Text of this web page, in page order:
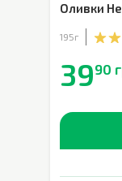
Оливки
195г
3990